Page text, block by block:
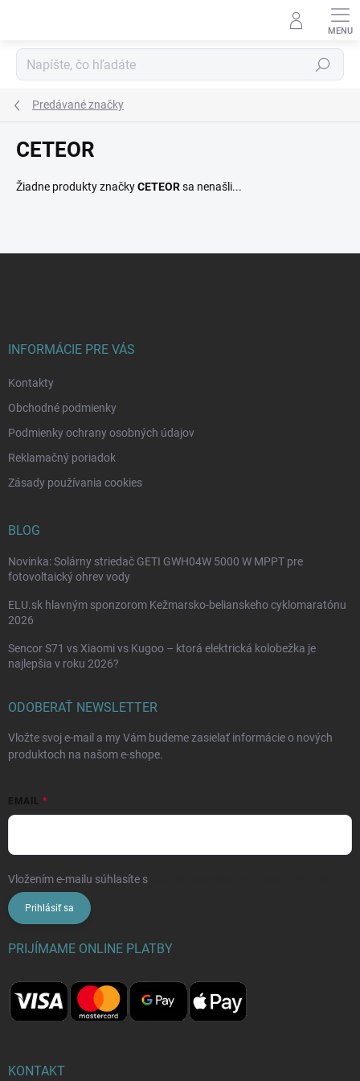
Hľadať
Predávané značky
CETEOR
Žiadne produkty značkyCETEORsa nenašli...
INFORMÁCIE PRE VÁS
Kontakty
Obchodné podmienky
Podmienky ochrany osobných údajov
Reklamačný poriadok
Zásady používania cookies
BLOG
Novinka: Solárny striedač GETI GWH04W 5000 W MPPT pre
fotovoltaický ohrev vody
ELU.sk hlavným sponzorom Kežmarsko-belianskeho cyklomaratónu
2026
Sencor S71 vs Xiaomi vs Kugoo – ktorá elektrická kolobežka je
najlepšia v roku 2026?
ODOBERAŤ NEWSLETTER
Vložte svoj e-mail a my Vám budeme zasielať informácie o nových
produktoch na našom e-shope.
EMAIL
Vložením e-mailu súhlasíte s
Prihlásiť sa
PRIJÍMAME ONLINE PLATBY
KONTAKT